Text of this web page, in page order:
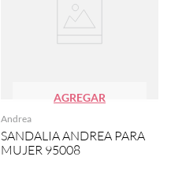
AGREGAR
Andrea
SANDALIA ANDREA PARA
MUJER 95008